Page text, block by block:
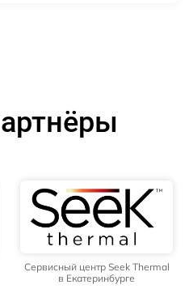
Сервисный центр Seek Thermal
в Екатеринбурге